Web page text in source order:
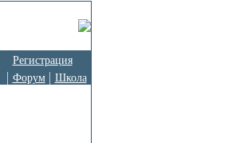
Регистрация
Форум Школа